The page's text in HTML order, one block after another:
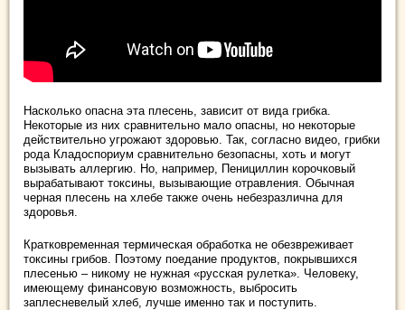
Насколько опасна эта плесень, зависит от вида грибка.
Некоторые из них сравнительно мало опасны, но некоторые
действительно угрожают здоровью. Так, согласно видео, грибки
рода Кладоспориум сравнительно безопасны, хоть и могут
вызывать аллергию. Но, например, Пенициллин корочковый
вырабатывают токсины, вызывающие отравления. Обычная
черная плесень на хлебе также очень небезразлична для
здоровья.
Кратковременная термическая обработка не обезвреживает
токсины грибов. Поэтому поедание продуктов, покрывшихся
плесенью – никому не нужная «русская рулетка». Человеку,
имеющему финансовую возможность, выбросить
заплесневелый хлеб, лучше именно так и поступить.